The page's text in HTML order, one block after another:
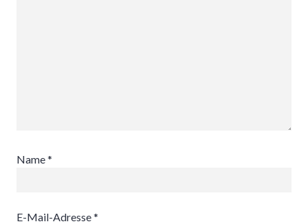
Name*
E-Mail-Adresse*